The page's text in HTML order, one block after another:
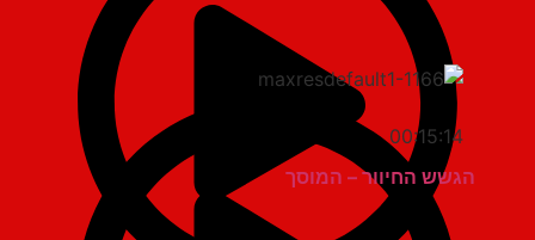
00:15:14
הגשש החיוור – המוסך